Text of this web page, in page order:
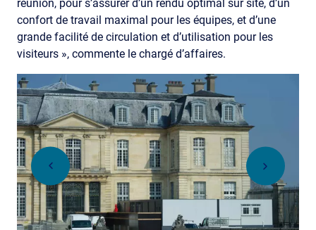
réunion, pour s’assurer d’un rendu optimal sur site, d’un
confort de travail maximal pour les équipes, et d’une
grande facilité de circulation et d’utilisation pour les
visiteurs », commente le chargé d’affaires.